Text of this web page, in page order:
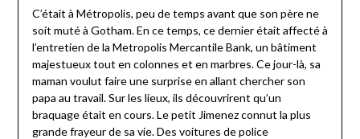
C’était à Métropolis, peu de temps avant que son père ne
soit muté à Gotham. En ce temps, ce dernier était affecté à
l’entretien de la Metropolis Mercantile Bank, un bâtiment
majestueux tout en colonnes et en marbres. Ce jour-là, sa
maman voulut faire une surprise en allant chercher son
papa au travail. Sur les lieux, ils découvrirent qu’un
braquage était en cours. Le petit Jimenez connut la plus
grande frayeur de sa vie. Des voitures de police